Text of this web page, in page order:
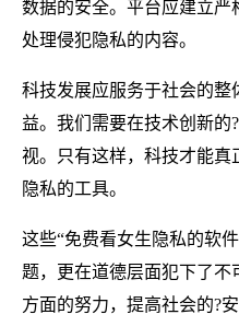
数据的安全。平台应建立严
处理侵犯隐私的内容。
科技发展应服务于社会的整
益。我们需要在技术创新的
视。只有这样，科技才能
隐私的工具。
这些“免费看女生隐私的软
题，更在道德层面犯下了不
方面的努力，提高社会的?